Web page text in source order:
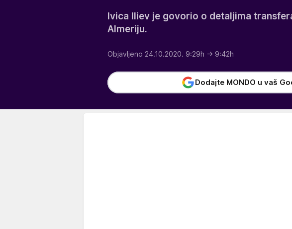
Ivica Iliev je govorio o detaljima
Almeriju.
Objavljeno 24.10.2020. 9:29h → 9:42h
Dodajte MONDO u vaš